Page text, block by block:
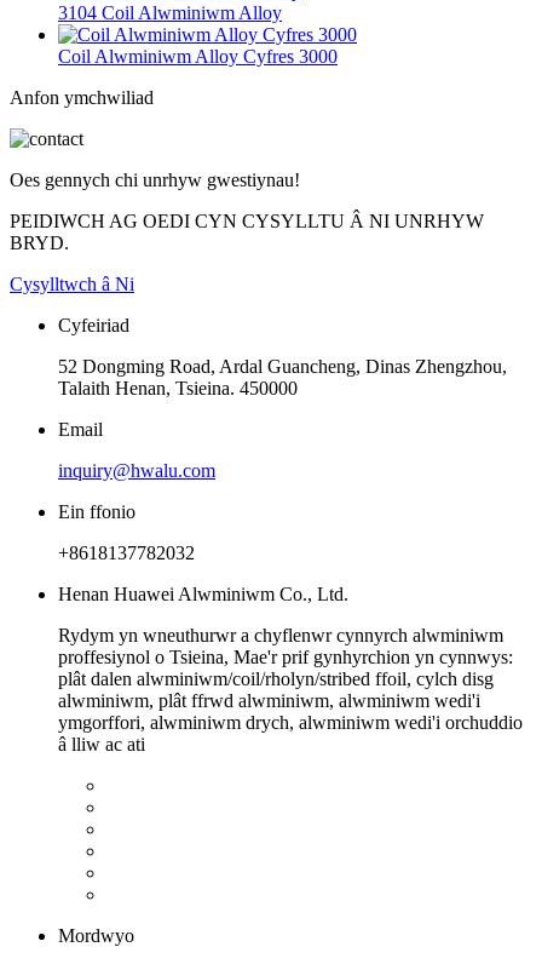
3104 Coil Alwminiwm Alloy
Coil Alwminiwm Alloy Cyfres 3000
Anfon ymchwiliad
Oes gennych chi unrhyw gwestiynau!
PEIDIWCH AG OEDI CYN CYSYLLTU Â NI UNRHYW
BRYD.
Cysylltwch â Ni
Cyfeiriad
52 Dongming Road, Ardal Guancheng, Dinas Zhengzhou,
Talaith Henan, Tsieina. 450000
Email
inquiry@hwalu.com
Ein ffonio
+8618137782032
Henan Huawei Alwminiwm Co., Ltd.
Rydym yn wneuthurwr a chyflenwr cynnyrch alwminiwm
proffesiynol o Tsieina, Mae'r prif gynhyrchion yn cynnwys:
plât dalen alwminiwm/coil/rholyn/stribed ffoil, cylch disg
alwminiwm, plât ffrwd alwminiwm, alwminiwm wedi'i
ymgorffori, alwminiwm drych, alwminiwm wedi'i orchuddio
â lliw ac ati
Mordwyo